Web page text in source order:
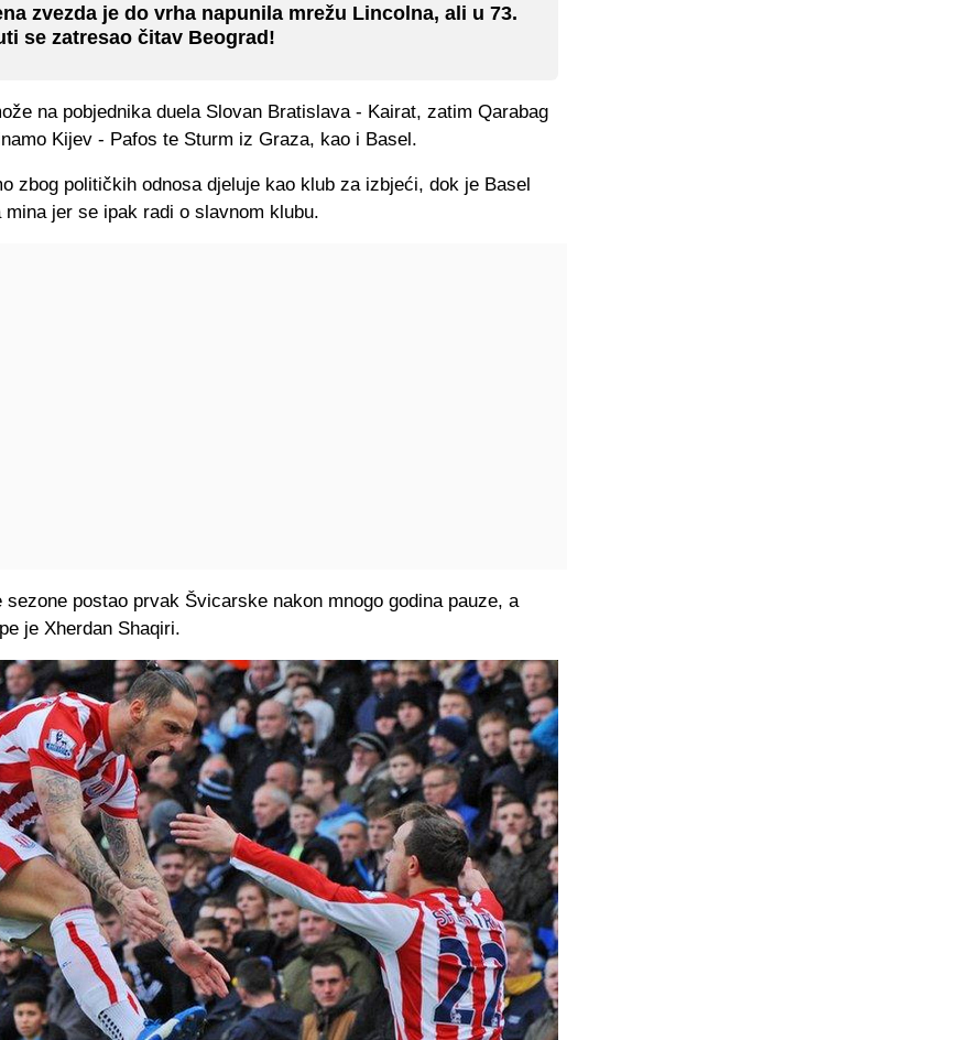
zvezda je do vrha napunila mrežu Lincolna, ali u 73.
se zatresao čitav Beograd!
na pobjednika duela Slovan Bratislava - Kairat, zatim Qarabag
Kijev - Pafos te Sturm iz Graza, kao i Basel.
zbog političkih odnosa djeluje kao klub za izbjeći, dok je Basel
mina jer se ipak radi o slavnom klubu.
sezone postao prvak Švicarske nakon mnogo godina pauze, a
je Xherdan Shaqiri.